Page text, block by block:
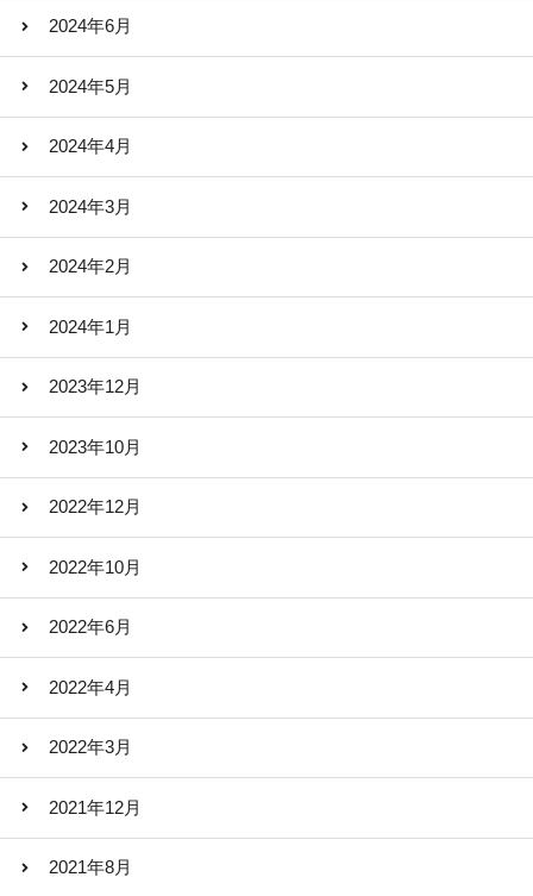
2024年6月
2024年5月
2024年4月
2024年3月
2024年2月
2024年1月
2023年12月
2023年10月
2022年12月
2022年10月
2022年6月
2022年4月
2022年3月
2021年12月
2021年8月